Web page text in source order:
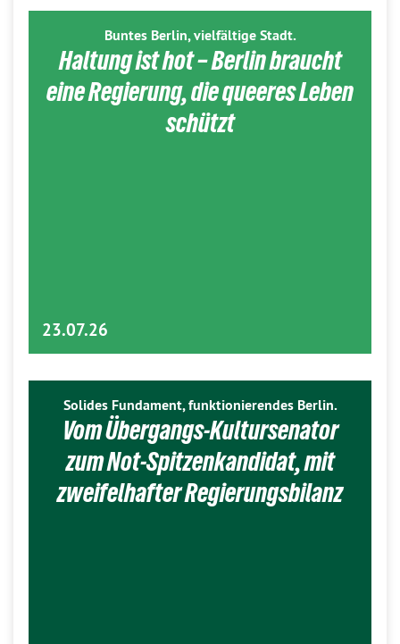
Buntes Berlin, vielfältige Stadt.
Haltung ist hot – Berlin braucht
eine Regierung, die queeres Leben
schützt
23.07.26
Solides Fundament, funktionierendes Berlin.
Vom Übergangs-Kultursenator
zum Not-Spitzenkandidat, mit
zweifelhafter Regierungsbilanz